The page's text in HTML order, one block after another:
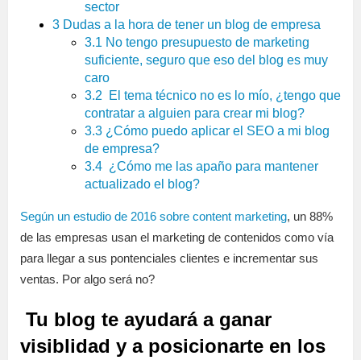
sector
3 Dudas a la hora de tener un blog de empresa
3.1 No tengo presupuesto de marketing
suficiente, seguro que eso del blog es muy
caro
3.2 El tema técnico no es lo mío, ¿tengo que
contratar a alguien para crear mi blog?
3.3 ¿Cómo puedo aplicar el SEO a mi blog
de empresa?
3.4 ¿Cómo me las apaño para mantener
actualizado el blog?
Según un estudio de 2016 sobre content marketing, un 88%
de las empresas usan el marketing de contenidos como vía
para llegar a sus pontenciales clientes e incrementar sus
ventas. Por algo será no?
Tu blog te ayudará a ganar
visiblidad y a posicionarte en los